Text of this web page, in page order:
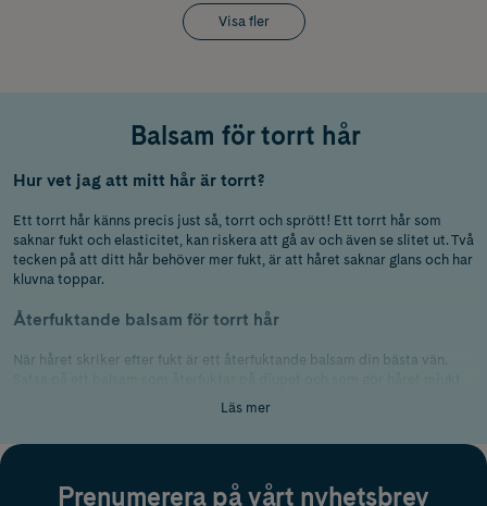
Visa fler
Balsam för torrt hår
Hur vet jag att mitt hår är torrt?
Ett torrt hår känns precis just så, torrt och sprött! Ett torrt hår som
saknar fukt och elasticitet, kan riskera att gå av och även se slitet ut. Två
tecken på att ditt hår behöver mer fukt, är att håret saknar glans och har
kluvna toppar.
Återfuktande balsam för torrt hår
När håret skriker efter fukt är ett återfuktande balsam din bästa vän.
glansigt och lätt att kamma igenom. Här har vi samlat balsam för torrt
Kombinera med rätt schampo
Läs mer
Prenumerera på vårt nyhetsbrev